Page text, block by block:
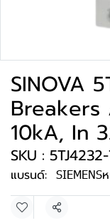
SINOVA
Breakers
10kA, In
SKU :
แบรนด์: SIEMENS
แชร์